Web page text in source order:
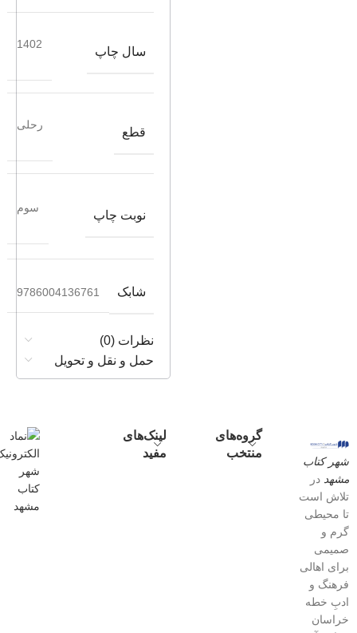
سال چاپ
1402
قطع
رحلی
نوبت چاپ
سوم
شابک 9786004136761
نظرات (0)
حمل و نقل و تحویل
شهر کتاب
مشهد در
تلاش است
تا محیطی
گرم و
صمیمی
برای اهالی
فرهنگ و
ادبِ خطه
خراسان
گروه‌های
منتخب
لینک‌های
مفید